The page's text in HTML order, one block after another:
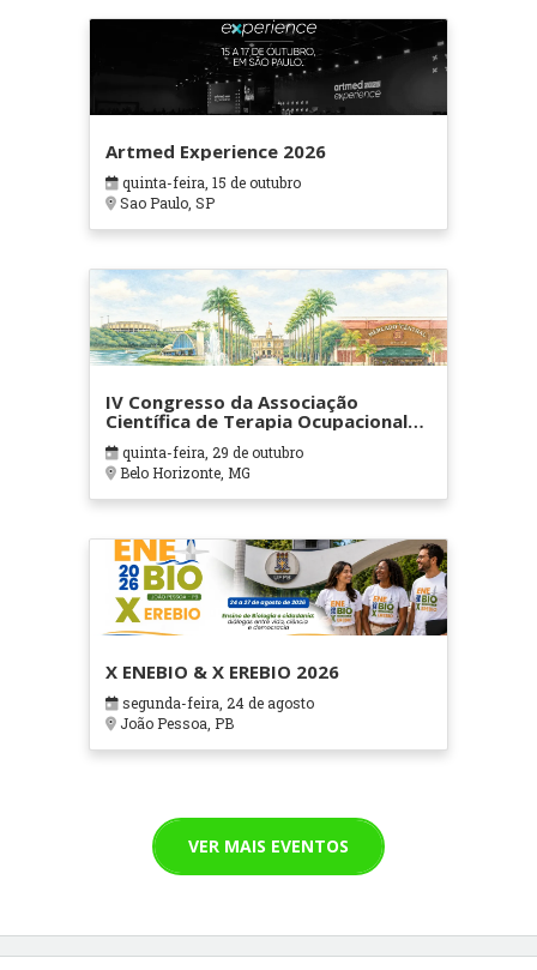
Artmed Experience 2026
quinta-feira, 15 de outubro
Sao Paulo, SP
IV Congresso da Associação
Científica de Terapia Ocupacional
em Contextos Hospitalares e
Cuidados Paliativos - ATOHOSP
quinta-feira, 29 de outubro
Belo Horizonte, MG
X ENEBIO & X EREBIO 2026
segunda-feira, 24 de agosto
João Pessoa, PB
VER MAIS EVENTOS